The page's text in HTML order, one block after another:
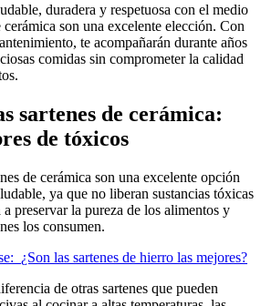
duradera y respetuosa con el medio
cerámica son una excelente elección. Con
te acompañarán durante años
comidas sin comprometer la calidad
sartenes de cerámica:
de tóxicos
de cerámica son una excelente opción
ya que no liberan sustancias tóxicas
preservar la pureza de los alimentos y
los consumen.
¿Son las sartenes de hierro las mejores?
de otras sartenes que pueden